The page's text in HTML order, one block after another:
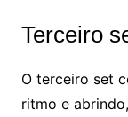
Terceiro
O terceiro set
ritmo e